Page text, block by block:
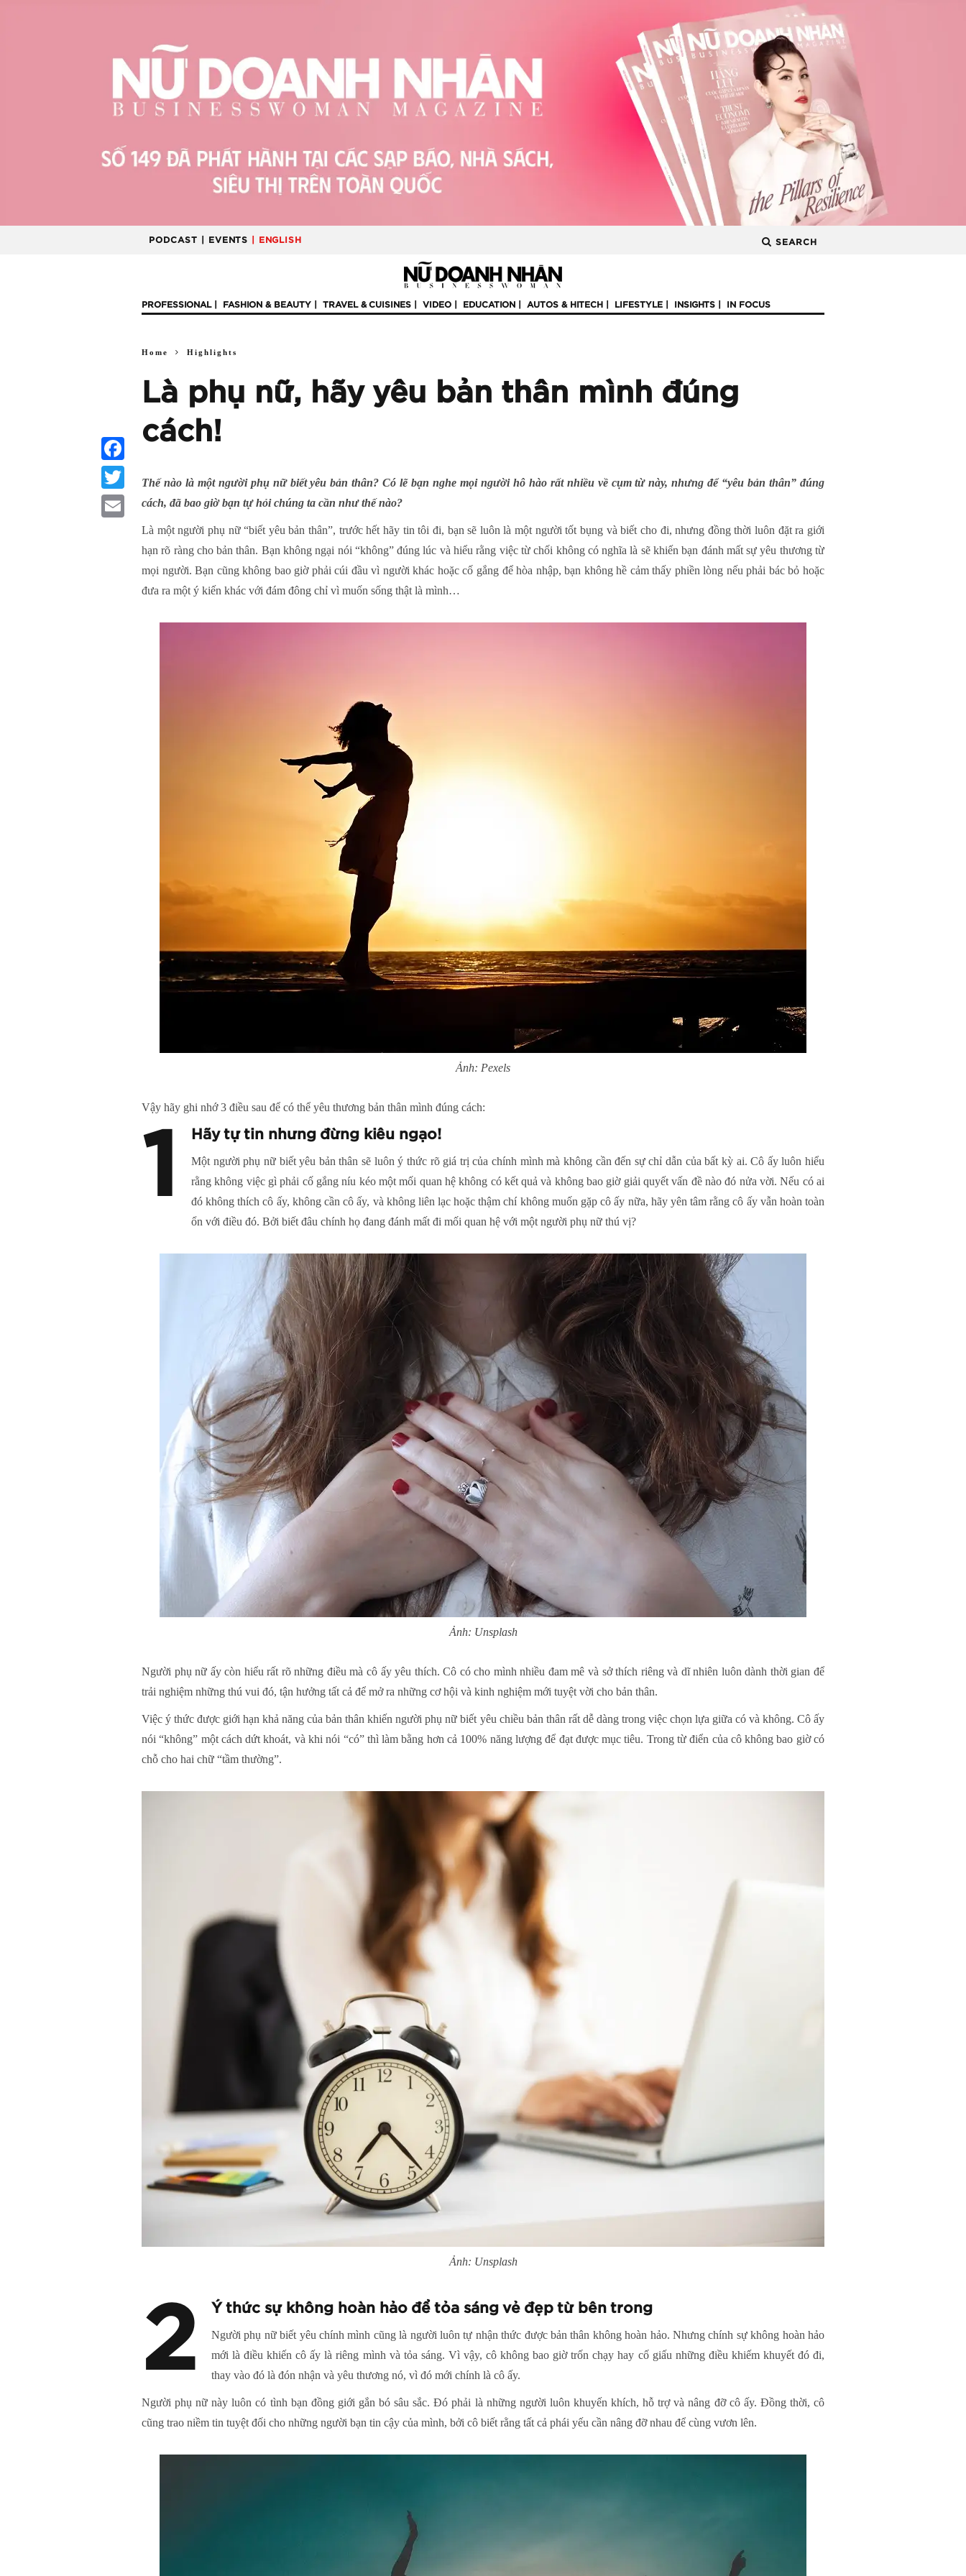
PODCAST | EVENTS | ENGLISH SEARCH
PROFESSIONAL FASHION & BEAUTY TRAVEL & CUISINES VIDEO EDUCATION AUTOS & HITECH LIFESTYLE INSIGHTS IN FOCUS
Home Highlights
Là phụ nữ, hãy yêu bản thân mình đúng
cách!
Thế nào là một người phụ nữ biết yêu bản thân? Có lẽ bạn nghe mọi người hô hào rất nhiều về cụm từ này, nhưng để “yêu bản thân” đúng
cách, đã bao giờ bạn tự hỏi chúng ta cần như thế nào?
Là một người phụ nữ “biết yêu bản thân”, trước hết hãy tin tôi đi, bạn sẽ luôn là một người tốt bụng và biết cho đi, nhưng đồng thời luôn đặt ra giới
hạn rõ ràng cho bản thân. Bạn không ngại nói “không” đúng lúc và hiểu rằng việc từ chối không có nghĩa là sẽ khiến bạn đánh mất sự yêu thương từ
mọi người. Bạn cũng không bao giờ phải cúi đầu vì người khác hoặc cố gắng để hòa nhập, bạn không hề cảm thấy phiền lòng nếu phải bác bỏ hoặc
đưa ra một ý kiến khác với đám đông chỉ vì muốn sống thật là mình…
Ảnh: Pexels
Vậy hãy ghi nhớ 3 điều sau để có thể yêu thương bản thân mình đúng cách:
1 Hãy tự tin nhưng đừng kiêu ngạo!
Một người phụ nữ biết yêu bản thân sẽ luôn ý thức rõ giá trị của chính mình mà không cần đến sự chỉ dẫn của bất kỳ ai. Cô ấy luôn hiểu
rằng không việc gì phải cố gắng níu kéo một mối quan hệ không có kết quả và không bao giờ giải quyết vấn đề nào đó nửa vời. Nếu có ai
đó không thích cô ấy, không cần cô ấy, và không liên lạc hoặc thậm chí không muốn gặp cô ấy nữa, hãy yên tâm rằng cô ấy vẫn hoàn toàn
ổn với điều đó. Bởi biết đâu chính họ đang đánh mất đi mối quan hệ với một người phụ nữ thú vị?
Ảnh: Unsplash
Người phụ nữ ấy còn hiểu rất rõ những điều mà cô ấy yêu thích. Cô có cho mình nhiều đam mê và sở thích riêng và dĩ nhiên luôn dành thời gian để
trải nghiệm những thú vui đó, tận hưởng tất cả để mở ra những cơ hội và kinh nghiệm mới tuyệt vời cho bản thân.
Việc ý thức được giới hạn khả năng của bản thân khiến người phụ nữ biết yêu chiều bản thân rất dễ dàng trong việc chọn lựa giữa có và không. Cô ấy
nói “không” một cách dứt khoát, và khi nói “có” thì làm bằng hơn cả 100% năng lượng để đạt được mục tiêu. Trong từ điển của cô không bao giờ có
chỗ cho hai chữ “tầm thường”.
Ảnh: Unsplash
2 Ý thức sự không hoàn hảo để tỏa sáng vẻ đẹp từ bên trong
Người phụ nữ biết yêu chính mình cũng là người luôn tự nhận thức được bản thân không hoàn hảo. Nhưng chính sự không hoàn hảo
mới là điều khiến cô ấy là riêng mình và tỏa sáng. Vì vậy, cô không bao giờ trốn chạy hay cố giấu những điều khiếm khuyết đó đi,
thay vào đó là đón nhận và yêu thương nó, vì đó mới chính là cô ấy.
Người phụ nữ này luôn có tình bạn đồng giới gắn bó sâu sắc. Đó phải là những người luôn khuyến khích, hỗ trợ và nâng đỡ cô ấy. Đồng thời, cô
cũng trao niềm tin tuyệt đối cho những người bạn tin cậy của mình, bởi cô biết rằng tất cả phái yếu cần nâng đỡ nhau để cùng vươn lên.
Facebook
Twitter